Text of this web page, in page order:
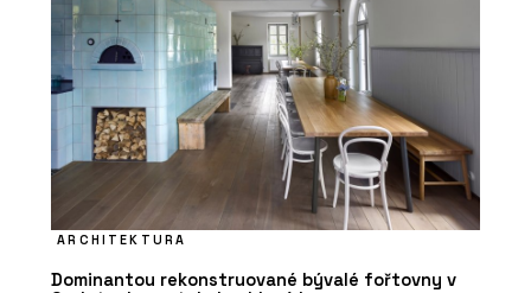
ARCHITEKTURA
Dominantou rekonstruované bývalé fořtovny v